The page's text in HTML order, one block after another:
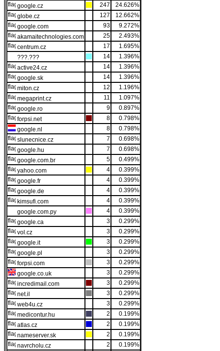
google.cz
247
24.626%
globe.cz
127
12.662%
google.com
93
9.272%
akamaitechnologies.com
25
2.493%
centrum.cz
17
1.695%
???.???
14
1.396%
active24.cz
14
1.396%
google.sk
14
1.396%
miton.cz
12
1.196%
megaprint.cz
11
1.097%
google.ro
9
0.897%
forpsi.net
8
0.798%
google.nl
8
0.798%
slunecnice.cz
7
0.698%
google.hu
7
0.698%
google.com.br
5
0.499%
yahoo.com
4
0.399%
google.fr
4
0.399%
google.de
4
0.399%
kimsufi.com
4
0.399%
google.com.py
4
0.399%
google.ca
3
0.299%
vol.cz
3
0.299%
google.it
3
0.299%
google.pl
3
0.299%
forpsi.com
3
0.299%
google.co.uk
3
0.299%
incredimail.com
3
0.299%
net.il
3
0.299%
web4u.cz
3
0.299%
medicontur.hu
2
0.199%
atlas.cz
2
0.199%
nameserver.sk
2
0.199%
navrcholu.cz
2
0.199%